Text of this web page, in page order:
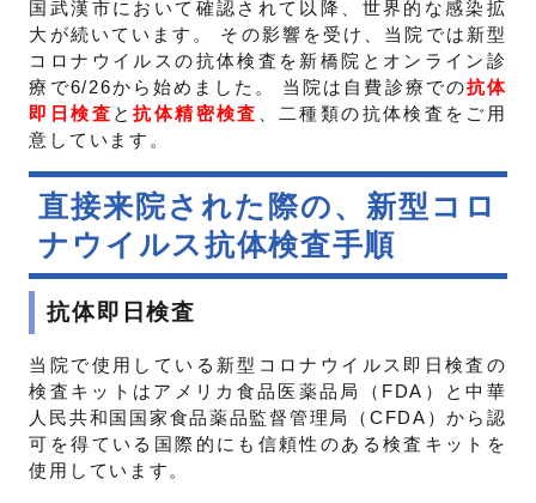
国武漢市において確認されて以降、世界的な感染拡
大が続いています。 その影響を受け、当院では新型
コロナウイルスの抗体検査を新橋院とオンライン診
療で6/26から始めました。 当院は自費診療での抗体
即日検査 と抗体精密検査
、二種類の抗体検査をご用
意しています。
直接来院された際の、新型コロ
ナウイルス抗体検査手順
抗体即日検査
当院で使用している新型コロナウイルス即日検査の
検査キットはアメリカ食品医薬品局（FDA）と中華
人民共和国国家食品薬品監督管理局（CFDA）から認
可を得ている国際的にも信頼性のある検査キットを
使用しています。